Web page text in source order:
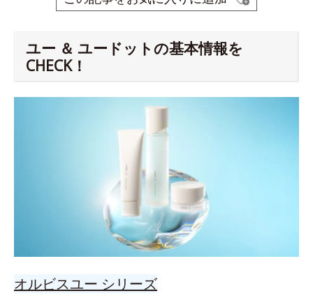
ユー ＆ ユードットの基本情報を
CHECK！
オルビスユー シリーズ